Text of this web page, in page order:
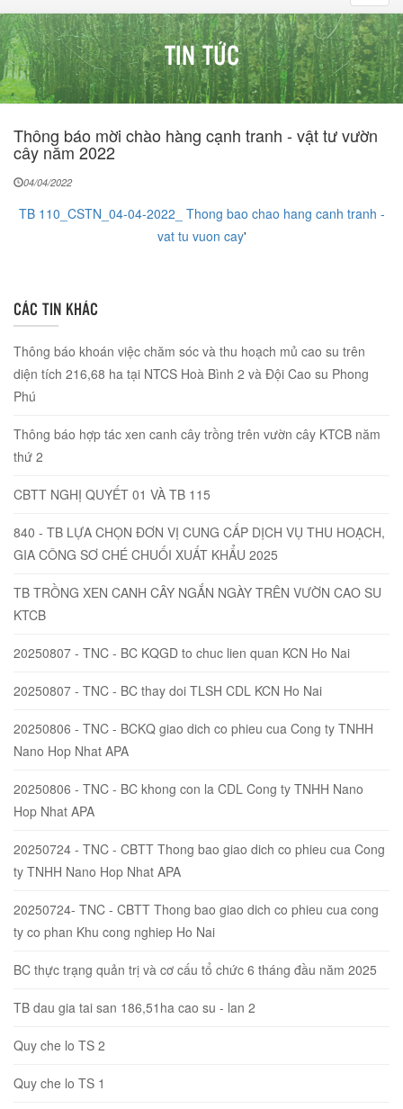
TIN TỨC
Thông báo mời chào hàng cạnh tranh - vật tư vườn
cây năm 2022
04/04/2022
TB 110_CSTN_04-04-2022_ Thong bao chao hang canh tranh -
vat tu vuon cay'
CÁC TIN KHÁC
Thông báo khoán việc chăm sóc và thu hoạch mủ cao su trên
diện tích 216,68 ha tại NTCS Hoà Bình 2 và Đội Cao su Phong
Phú
Thông báo hợp tác xen canh cây trồng trên vườn cây KTCB năm
thứ 2
CBTT NGHỊ QUYẾT 01 VÀ TB 115
840 - TB LỰA CHỌN ĐƠN VỊ CUNG CẤP DỊCH VỤ THU HOẠCH,
GIA CÔNG SƠ CHÉ CHUỐI XUẤT KHẨU 2025
TB TRỒNG XEN CANH CÂY NGẮN NGÀY TRÊN VƯỜN CAO SU
KTCB
20250807 - TNC - BC KQGD to chuc lien quan KCN Ho Nai
20250807 - TNC - BC thay doi TLSH CDL KCN Ho Nai
20250806 - TNC - BCKQ giao dich co phieu cua Cong ty TNHH
Nano Hop Nhat APA
20250806 - TNC - BC khong con la CDL Cong ty TNHH Nano
Hop Nhat APA
20250724 - TNC - CBTT Thong bao giao dich co phieu cua Cong
ty TNHH Nano Hop Nhat APA
20250724- TNC - CBTT Thong bao giao dich co phieu cua cong
ty co phan Khu cong nghiep Ho Nai
BC thực trạng quản trị và cơ cấu tổ chức 6 tháng đầu năm 2025
TB dau gia tai san 186,51ha cao su - lan 2
Quy che lo TS 2
Quy che lo TS 1